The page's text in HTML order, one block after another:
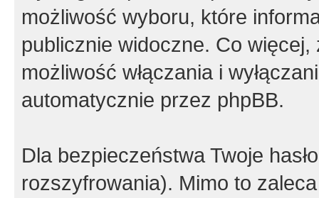
możliwość wyboru, które
publicznie widoczne. Co
możliwość włączania i
automatycznie przez phpBB.
Dla bezpieczeństwa Twoje
rozszyfrowania). Mimo to